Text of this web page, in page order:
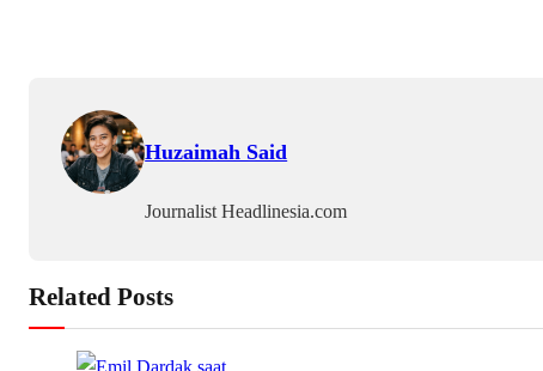
Huzaimah Said
Journalist Headlinesia.com
Related Posts